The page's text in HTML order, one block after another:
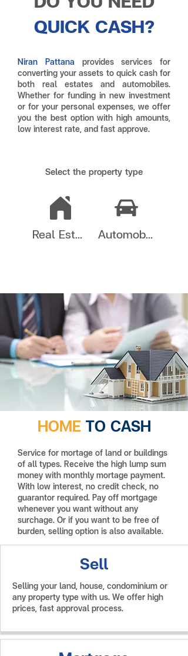
QUICK CASH?
Niran Pattana provides services for
converting your assets to quick cash for
both real estates and automobiles.
Whether for funding in new investment
or for your personal expenses, we offer
you the best option with high amounts,
low interest rate, and fast approve.
Select the property type
Real Estates Automobiles
HOME TO CASH
Service for mortage of land or buildings
of all types. Receive the high lump sum
money with monthly mortage payment.
With low interest, no credit check, no
guarantor required. Pay off mortgage
whenever you want without any
surchage. Or if you want to be free of
burden, selling option is also available.
Sell
Selling your land, house, condominium or
any property type with us. We offer high
prices, fast approval process.